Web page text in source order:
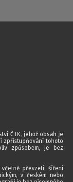
ČTK, jehož obsah je
zpřístupňování tohoto
způsobem, je bez
včetně převzetí, šíření
v českém nebo